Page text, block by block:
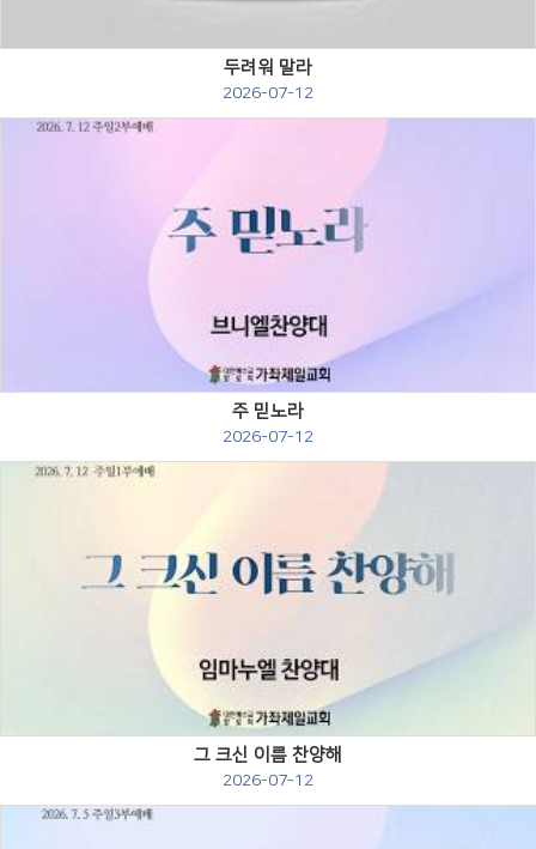
두려워 말라
2026-07-12
주 믿노라
2026-07-12
그 크신 이름 찬양해
2026-07-12